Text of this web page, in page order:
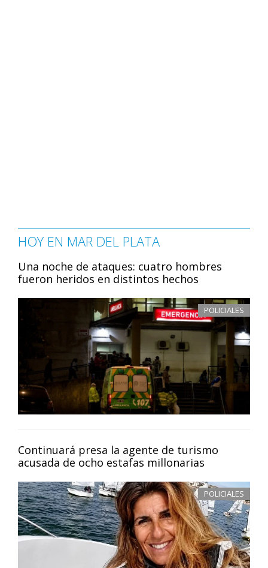
HOY EN MAR DEL PLATA
Una noche de ataques: cuatro hombres
fueron heridos en distintos hechos
POLICIALES
Continuará presa la agente de turismo
acusada de ocho estafas millonarias
POLICIALES